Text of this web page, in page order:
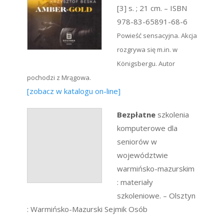
[3] s. ; 21 cm. – ISBN
978-83-65891-68-6
Powieść sensacyjna. Akcja
rozgrywa się m.in. w
Königsbergu. Autor
pochodzi z Mrągowa.
[zobacz w katalogu on-line]
Bezpłatne szkolenia
komputerowe dla
seniorów w
województwie
warmińsko-mazurskim
: materiały
szkoleniowe. – Olsztyn
: Warmińsko-Mazurski Sejmik Osób